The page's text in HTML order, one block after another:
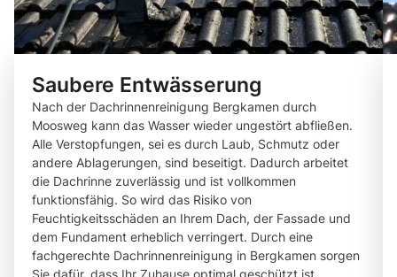
Saubere Entwässerung
Nach der Dachrinnenreinigung Bergkamen durch
Moosweg kann das Wasser wieder ungestört abfließen.
Alle Verstopfungen, sei es durch Laub, Schmutz oder
andere Ablagerungen, sind beseitigt. Dadurch arbeitet
die Dachrinne zuverlässig und ist vollkommen
funktionsfähig. So wird das Risiko von
Feuchtigkeitsschäden an Ihrem Dach, der Fassade und
dem Fundament erheblich verringert. Durch eine
fachgerechte Dachrinnenreinigung in Bergkamen sorgen
Sie dafür, dass Ihr Zuhause optimal geschützt ist.